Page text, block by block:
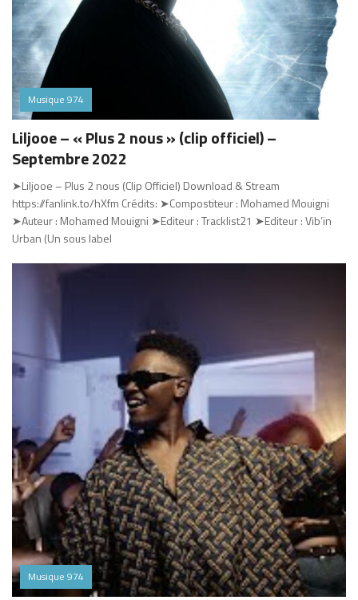
Musique 974
Liljooe – « Plus 2 nous » (clip officiel) –
Septembre 2022
➤Liljooe – Plus 2 nous (Clip Officiel) Download & Stream
https://fanlink.to/hXfm Crédits: ➤Compostiteur : Mohamed Mouigni
➤Auteur : Mohamed Mouigni ➤Editeur : Tracklist21 ➤Editeur : Vib’in
Urban (Un sous label
Musique 974